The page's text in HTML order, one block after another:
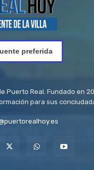
preferida
Puerto Real. Fundado en
para sus